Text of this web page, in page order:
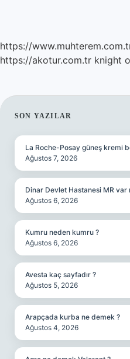
https://
https://akotur.com.tr knight
SIDEBAR
SON YAZILAR
La Roche-Posay güneş kremi
Ağustos 7, 2026
Dinar Devlet Hastanesi MR var
Ağustos 6, 2026
Kumru neden kumru ?
Ağustos 6, 2026
Avesta kaç sayfadır ?
Ağustos 5, 2026
Arapçada kurba ne demek ?
Ağustos 4, 2026